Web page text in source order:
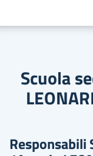
Scuola
Responsabili